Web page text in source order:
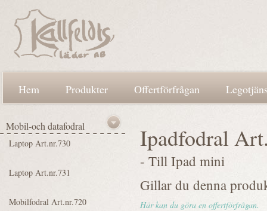
Hem Produkter Offertförfrågan
Ipadfodral
- Till Ipad mini
Gillar du denna
Här kan du göra en offertförfrågan.